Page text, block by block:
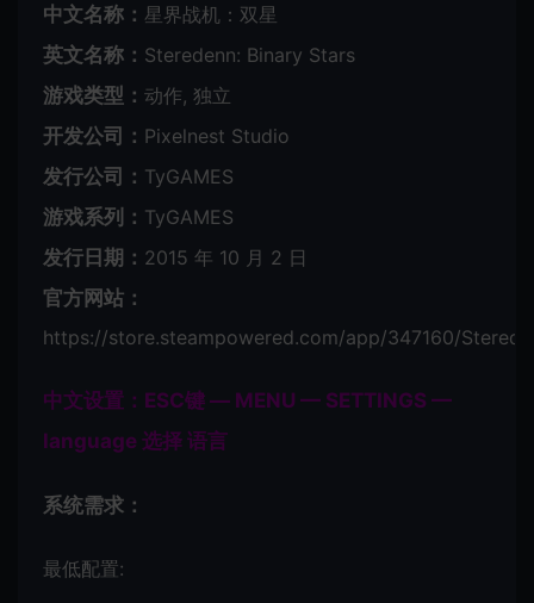
中文名称： 星界战机：双星
英文名称： Steredenn: Binary Stars
游戏类型： 动作, 独立
开发公司： Pixelnest Studio
发行公司： TyGAMES
游戏系列： TyGAMES
发行日期： 2015 年 10 月 2 日
官方网站：
https://store.steampowered.com/app/347160/
中文设置：ESC键 — MENU — SETTINGS —
language 选择 语言
系统需求：
最低配置: